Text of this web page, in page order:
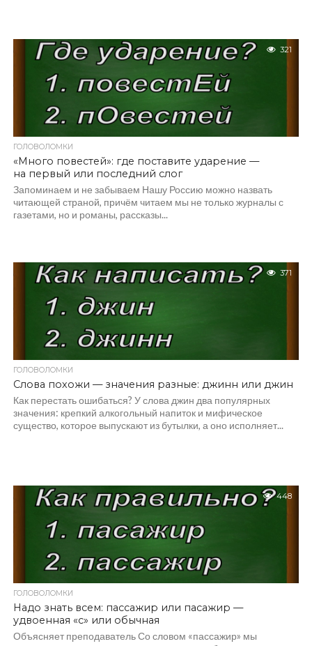
321
ГОЛОВОЛОМКИ
«Много повестей»: где поставите ударение —
на первый или последний слог
Запоминаем и не забываем Нашу Россию можно назвать
читающей страной, причём читаем мы не только журналы с
газетами, но и романы, рассказы...
371
ГОЛОВОЛОМКИ
Слова похожи — значения разные: джинн или джин
Как перестать ошибаться? У слова джин два популярных
значения: крепкий алкогольный напиток и мифическое
существо, которое выпускают из бутылки, а оно исполняет...
448
ГОЛОВОЛОМКИ
Надо знать всем: пассажир или пасажир —
удвоенная «с» или обычная
Объясняет преподаватель Со словом «пассажир» мы